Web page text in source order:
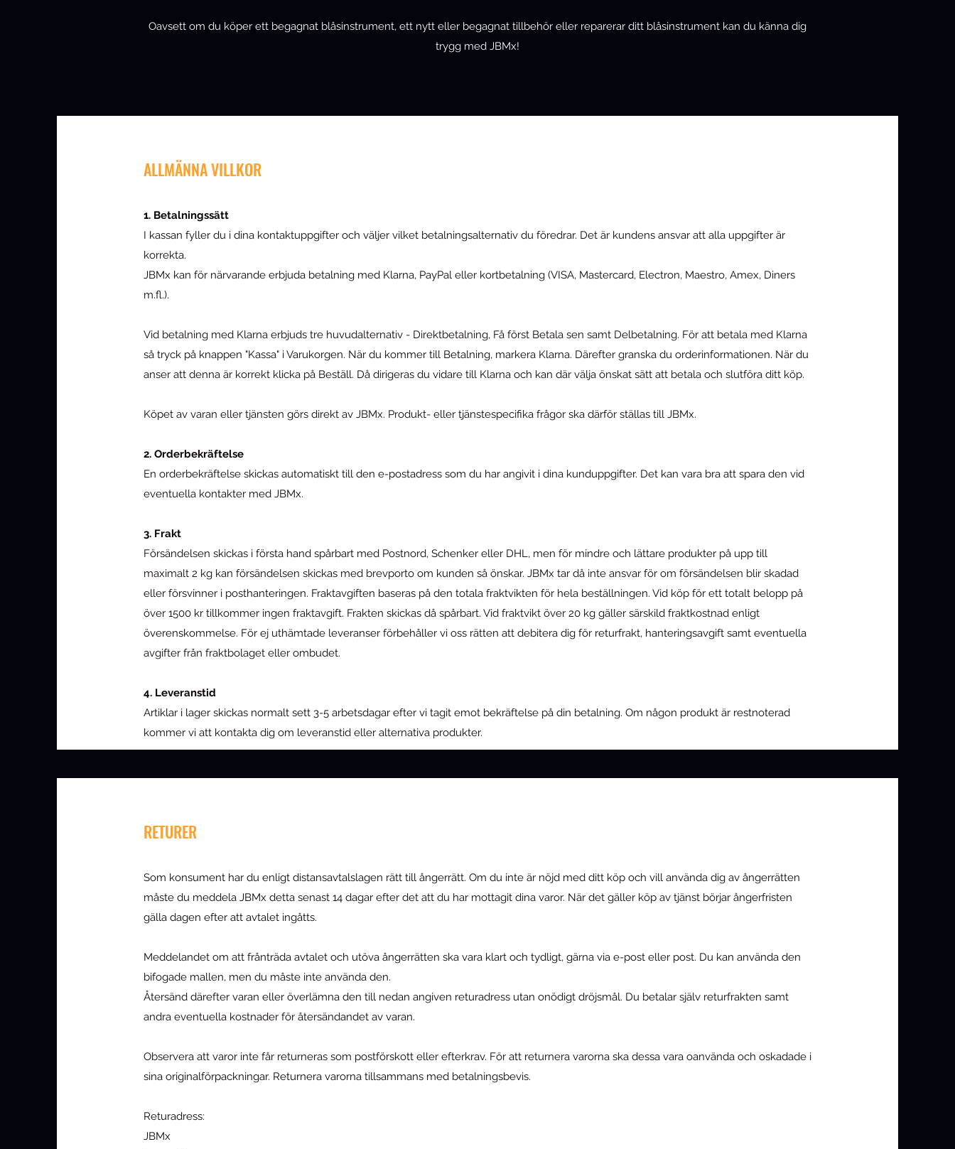
Oavsett om du köper ett begagnat blåsinstrument, ett nytt eller begagnat tillbehör eller reparerar ditt blåsinstrument kan du känna dig
trygg med JBMx!
ALLMÄNNA VILLKOR
1. Betalningssätt
I kassan fyller du i dina kontaktuppgifter och väljer vilket betalningsalternativ du föredrar. Det är kundens ansvar att alla uppgifter är
korrekta.
JBMx kan för närvarande erbjuda betalning med Klarna, PayPal eller kortbetalning (VISA, Mastercard, Electron, Maestro, Amex, Diners
m.fl.).
Vid betalning med Klarna erbjuds tre huvudalternativ - Direktbetalning, Få först Betala sen samt Delbetalning. För att betala med Klarna
så tryck på knappen "Kassa" i Varukorgen. När du kommer till Betalning, markera Klarna. Därefter granska du orderinformationen. När du
anser att denna är korrekt klicka på Beställ. Då dirigeras du vidare till Klarna och kan där välja önskat sätt att betala och slutföra ditt köp.
Köpet av varan eller tjänsten görs direkt av JBMx. Produkt- eller tjänstespecifika frågor ska därför ställas till JBMx.
2. Orderbekräftelse
En orderbekräftelse skickas automatiskt till den e-postadress som du har angivit i dina kunduppgifter. Det kan vara bra att spara den vid
eventuella kontakter med JBMx.
3. Frakt
Försändelsen skickas i första hand spårbart med Postnord, Schenker eller DHL, men för mindre och lättare produkter på upp till
maximalt 2 kg kan försändelsen skickas med brevporto om kunden så önskar. JBMx tar då inte ansvar för om försändelsen blir skadad
eller försvinner i posthanteringen. Fraktavgiften baseras på den totala fraktvikten för hela beställningen. Vid köp för ett totalt belopp på
över 1500 kr tillkommer ingen fraktavgift. Frakten skickas då spårbart. Vid fraktvikt över 20 kg gäller särskild fraktkostnad enligt
överenskommelse. För ej uthämtade leveranser förbehåller vi oss rätten att debitera dig för returfrakt, hanteringsavgift samt eventuella
avgifter från fraktbolaget eller ombudet.
4. Leveranstid
Artiklar i lager skickas normalt sett 3-5 arbetsdagar efter vi tagit emot bekräftelse på din betalning. Om någon produkt är restnoterad
kommer vi att kontakta dig om leveranstid eller alternativa produkter.
RETURER
Som konsument har du enligt distansavtalslagen rätt till ångerrätt. Om du inte är nöjd med ditt köp och vill använda dig av ångerrätten
måste du meddela JBMx detta senast 14 dagar efter det att du har mottagit dina varor. När det gäller köp av tjänst börjar ångerfristen
gälla dagen efter att avtalet ingåtts.
Meddelandet om att frånträda avtalet och utöva ångerrätten ska vara klart och tydligt, gärna via e-post eller post. Du kan använda den
bifogade mallen, men du måste inte använda den.
Återsänd därefter varan eller överlämna den till nedan angiven returadress utan onödigt dröjsmål. Du betalar själv returfrakten samt
andra eventuella kostnader för återsändandet av varan.
Observera att varor inte får returneras som postförskott eller efterkrav. För att returnera varorna ska dessa vara oanvända och oskadade i
sina originalförpackningar. Returnera varorna tillsammans med betalningsbevis.
Returadress:
JBMx